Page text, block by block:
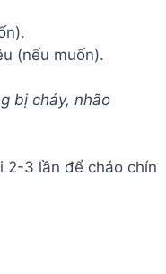
bị cháy, nhão
2-3 lần để cháo chín